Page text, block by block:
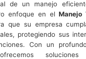
de un manejo
enfoque en el
que su empresa
protegiendo sus
Con un
soluciones